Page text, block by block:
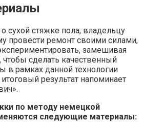
сухой стяжке пола, владельцу
провести ремонт своими силами,
замешивая
чтобы сделать качественный
в рамках данной технологии
результат напоминает
по методу немецкой
следующие материалы: